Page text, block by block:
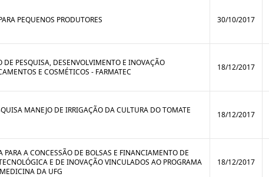
PEQUENOS PRODUTORES 30/10/2017
DE PESQUISA, DESENVOLVIMENTO E INOVAÇÃO
E COSMÉTICOS - FARMATEC
18/12/2017
MANEJO DE IRRIGAÇÃO DA CULTURA DO TOMATE
18/12/2017
A CONCESSÃO DE BOLSAS E FINANCIAMENTO DE
E DE INOVAÇÃO VINCULADOS AO PROGRAMA
DA UFG
18/12/2017